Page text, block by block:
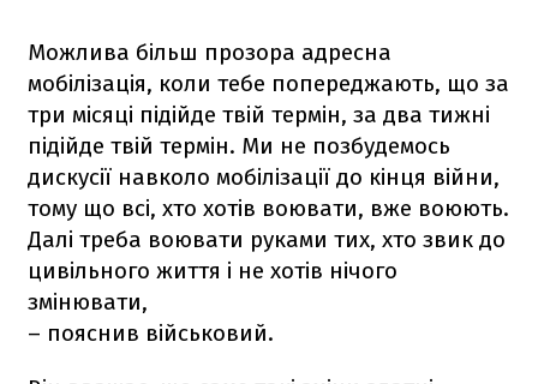
Можлива більш прозора адресна
мобілізація, коли тебе попереджають, що за
три місяці підійде твій термін, за два тижні
підійде твій термін. Ми не позбудемось
дискусії навколо мобілізації до кінця війни,
тому що всі, хто хотів воювати, вже воюють.
Далі треба воювати руками тих, хто звик до
цивільного життя і не хотів нічого
змінювати,
– пояснив військовий.